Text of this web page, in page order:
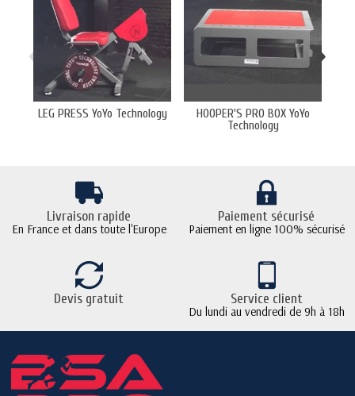
LEG PRESS YoYo Technology
HOOPER'S PRO BOX YoYo
Technology
‹ ›
Livraison rapide
En France et dans toute l'Europe
Paiement sécurisé
Paiement en ligne 100% sécurisé
Devis gratuit Service client
Du lundi au vendredi de 9h à 18h